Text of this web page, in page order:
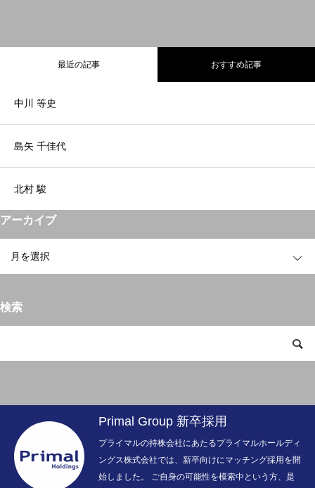
最近の記事 おすすめ記事
中川 等史
島矢 千佳代
北村 駿
アーカイブ
検索
Primal Group 新卒採用
プライマルの持株会社にあたるプライマルホールディ
ングス株式会社では、新卒向けにマッチング採用を開
始しました。 ご自身の可能性を模索中という方、是